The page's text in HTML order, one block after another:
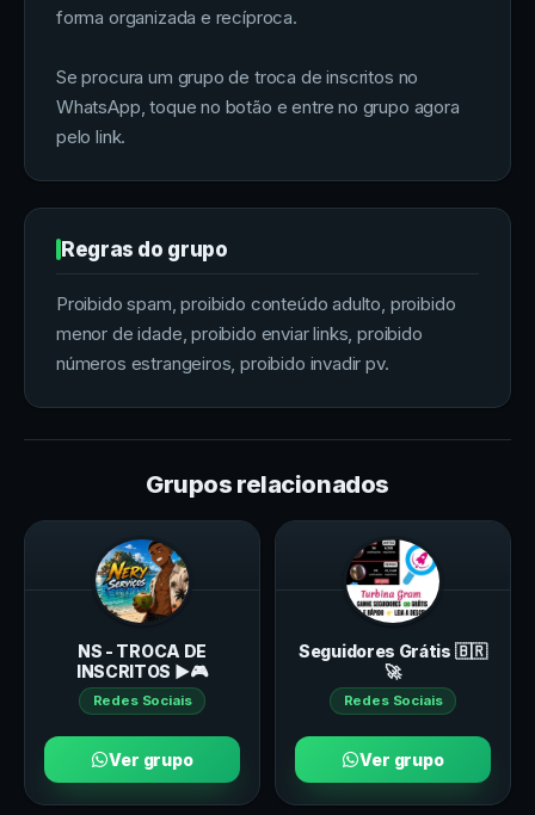
forma organizada e recíproca.
Se procura um grupo de troca de inscritos no
WhatsApp, toque no botão e entre no grupo agora
pelo link.
Regras do grupo
Proibido spam, proibido conteúdo adulto, proibido
menor de idade, proibido enviar links, proibido
números estrangeiros, proibido invadir pv.
Grupos relacionados
NS - TROCA DE
INSCRITOS ▶️🎮
Redes Sociais
Ver grupo
Seguidores Grátis 🇧🇷
🚀
Redes Sociais
Ver grupo